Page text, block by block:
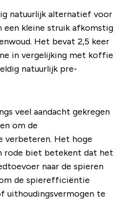
natuurlijk alternatief voor
kleine struik afkomstig
Het bevat 2,5 keer
in vergelijking met koffie
natuurlijk pre-
veel aandacht gekregen
om de
verbeteren. Het hoge
rode biet betekent dat het
naar de spieren
de spierefficiëntie
uithoudingsvermogen te